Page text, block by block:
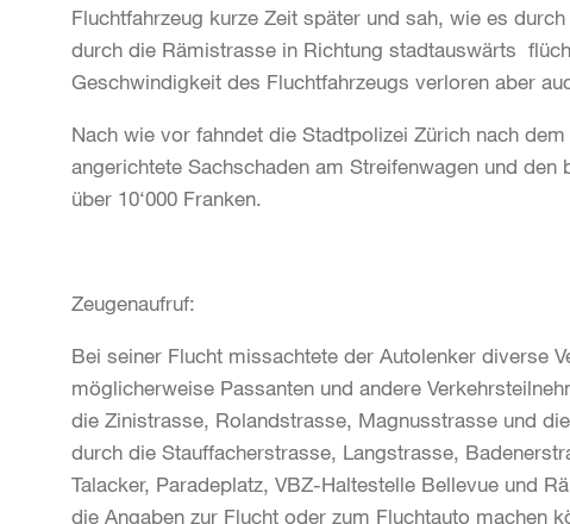
Fluchtfahrzeug kurze Zeit später und sah, wie es
durch die Rämistrasse in Richtung stadtauswärts
Geschwindigkeit des Fluchtfahrzeugs verloren aber
Nach wie vor fahndet die Stadtpolizei Zürich nach
angerichtete Sachschaden am Streifenwagen und
über 10‘000 Franken.
Zeugenaufruf:
Bei seiner Flucht missachtete der Autolenker diverse
möglicherweise Passanten und andere
die Zinistrasse, Rolandstrasse, Magnusstrasse und
durch die Stauffacherstrasse, Langstrasse,
Talacker, Paradeplatz, VBZ-Haltestelle Bellevue und
die Angaben zur Flucht oder zum Fluchtauto machen